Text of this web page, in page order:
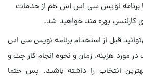
برنامه نویس سی اس اس هم از خدمات
کارلنسر، بهره مند خواهید شد.
قبل از استخدام برنامه نویس سی اس
مورد هزینه، زمان و نحوه انجام کار چت و
انتخاب را داشته باشید. پس حتما